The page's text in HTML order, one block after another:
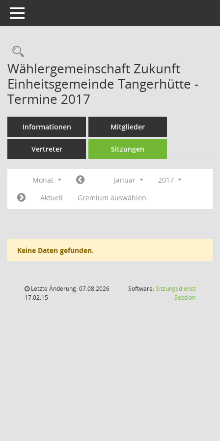
Toggle navigation
Rechercheauswahl
Wählergemeinschaft Zukunft
Einheitsgemeinde Tangerhütte -
Termine 2017
Informationen Mitglieder
Vertreter Sitzungen
Monat Januar
2017
Aktuell
Gremium auswählen
Keine Daten gefunden.
Letzte Änderung: 07.08.2026
17:02:15
Software:Sitzungsdienst
Session(Wird in